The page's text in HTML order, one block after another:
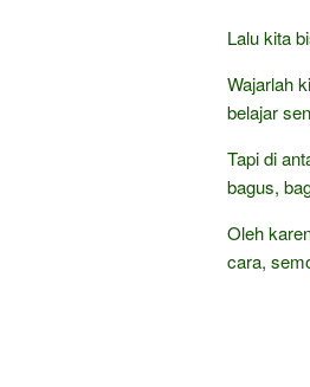
Lalu kita
Wajarlah
belajar
Tapi di
bagus,
Oleh
cara,